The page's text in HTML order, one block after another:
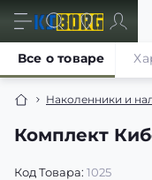
Наколенники и
Комплект
Код Товара: 1025
Все о товаре